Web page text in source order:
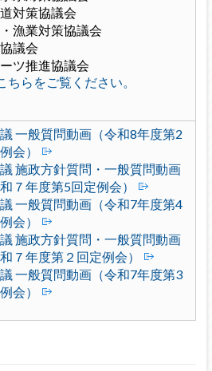
対策協議会
漁業対策協議会
議会
ツ推進協議会
ちらをご覧ください。
一般質問動画（令和8年度第2
会）
施政方針質問・一般質問動画
和７年度第5回定例会）
一般質問動画（令和7年度第4
会）
施政方針質問・一般質問動画
和７年度第２回定例会）
一般質問動画（令和7年度第3
会）